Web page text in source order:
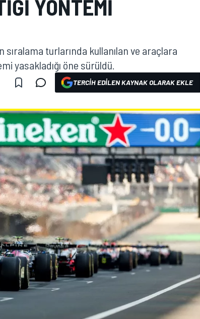
YÖNTEMI
sıralama turlarında kullanılan ve araçlara
yasakladığı öne sürüldü.
TERCIH EDILEN KAYNAK OLARAK EKLE